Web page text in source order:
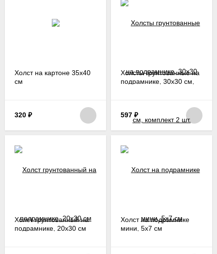
Холст на картоне 35х40
см
320 ₽
Холсты грунтованные на
подрамнике, 30х30 см,
597 ₽
Холст грунтованный на
подрамнике, 20х30 см
Холст на подрамнике
мини, 5х7 см